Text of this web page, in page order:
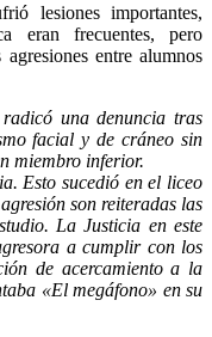
lesiones importantes,
eran frecuentes, pero
entre alumnos
una denuncia tras
facial y de cráneo sin
miembro inferior.
Esto sucedió en el liceo
son reiteradas las
La Justicia en este
a cumplir con los
de acercamiento a la
«El megáfono» en su